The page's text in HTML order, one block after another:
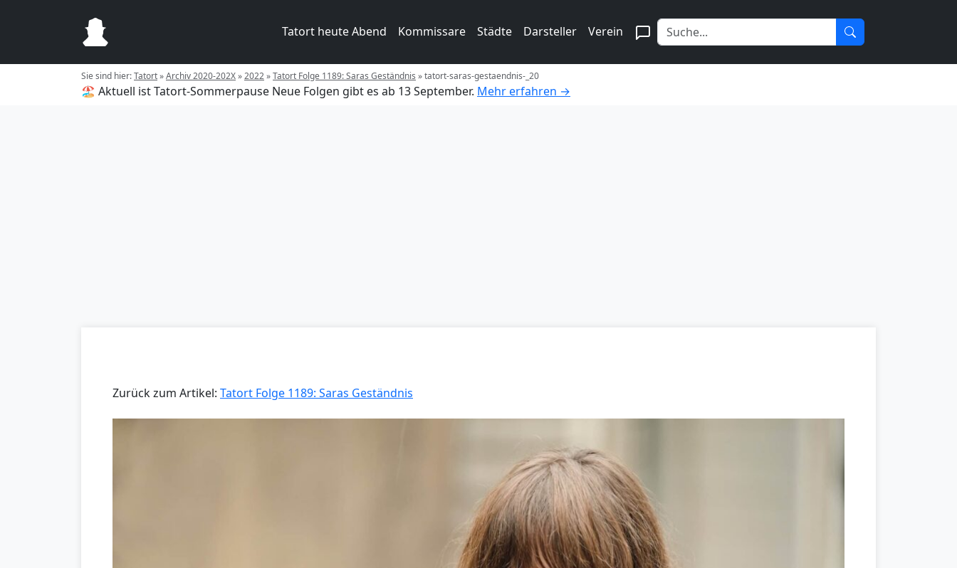
Tatort heute Abend Kommissare Städte Darsteller Verein
Sie sind hier:Tatort»Archiv 2020-202X»2022»Tatort Folge 1189: Saras Geständnis »tatort-saras-gestaendnis-_20
🏖️ Aktuell ist Tatort-Sommerpause Neue Folgen gibt es ab 13 September. Mehr erfahren →
Zurück zum Artikel: Tatort Folge 1189: Saras Geständnis